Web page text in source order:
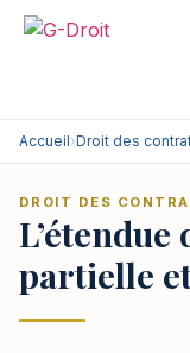
Accueil›Droit des
DROIT DES
partielle